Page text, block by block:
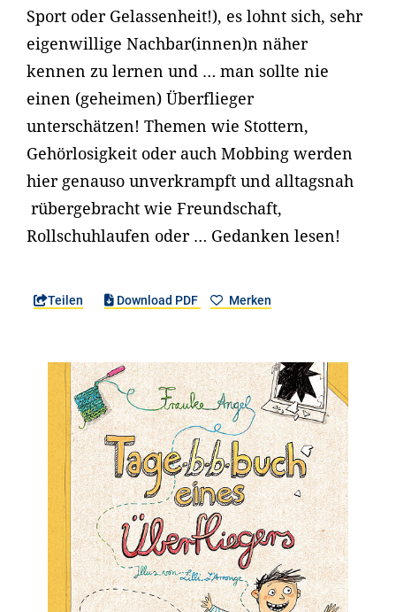
Sport oder Gelassenheit!), es lohnt sich, sehr
eigenwillige Nachbar(innen)n näher
kennen zu lernen und … man sollte nie
einen (geheimen) Überflieger
unterschätzen! Themen wie Stottern,
Gehörlosigkeit oder auch Mobbing werden
hier genauso unverkrampft und alltagsnah
rübergebracht wie Freundschaft,
Rollschuhlaufen oder … Gedanken lesen!
Teilen Download PDF Merken